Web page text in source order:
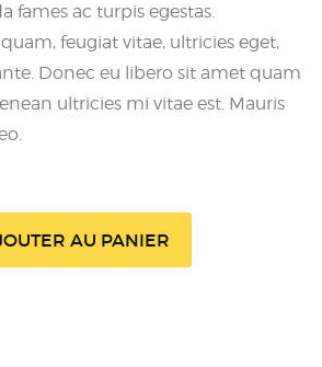
fames ac turpis egestas.
feugiat vitae, ultricies eget,
Donec eu libero sit amet quam
ultricies mi vitae est. Mauris
AU PANIER